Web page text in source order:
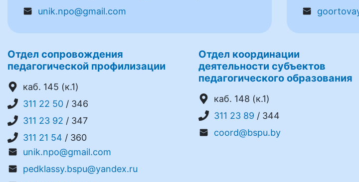
unik.npo@gmail.com
Отдел сопровождения
педагогической профилизации
каб. 145 (к.1)
311 22 50 / 346
311 23 92 / 347
311 21 54 / 360
unik.npo@gmail.com
pedklassy.bspu@yandex.ru
Отдел координации
деятельности субъектов
педагогического образования
каб. 148 (к.1)
311 23 89 / 344
coord@bspu.by